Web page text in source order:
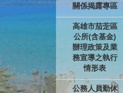
關係揭露專區
高雄市茄萣區
公所(含基金)
辦理政策及業
務宣導之執行
情形表
公務人員勤休